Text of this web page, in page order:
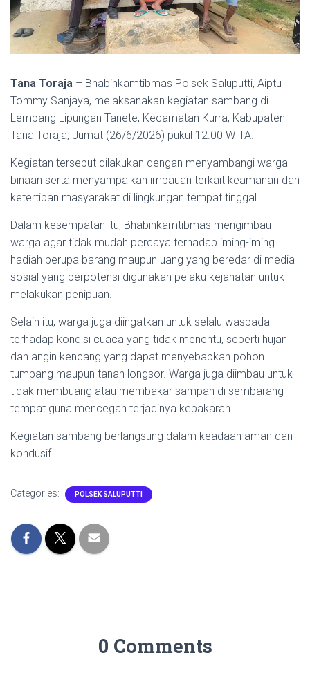
Tana Toraja – Bhabinkamtibmas Polsek Saluputti, Aiptu
Tommy Sanjaya, melaksanakan kegiatan sambang di
Lembang Lipungan Tanete, Kecamatan Kurra, Kabupaten
Tana Toraja, Jumat (26/6/2026) pukul 12.00 WITA.
Kegiatan tersebut dilakukan dengan menyambangi warga
binaan serta menyampaikan imbauan terkait keamanan dan
ketertiban masyarakat di lingkungan tempat tinggal.
Dalam kesempatan itu, Bhabinkamtibmas mengimbau
warga agar tidak mudah percaya terhadap iming-iming
hadiah berupa barang maupun uang yang beredar di media
sosial yang berpotensi digunakan pelaku kejahatan untuk
melakukan penipuan.
Selain itu, warga juga diingatkan untuk selalu waspada
terhadap kondisi cuaca yang tidak menentu, seperti hujan
dan angin kencang yang dapat menyebabkan pohon
tumbang maupun tanah longsor. Warga juga diimbau untuk
tidak membuang atau membakar sampah di sembarang
tempat guna mencegah terjadinya kebakaran.
Kegiatan sambang berlangsung dalam keadaan aman dan
kondusif.
Categories: POLSEK SALUPUTTI
0 Comments